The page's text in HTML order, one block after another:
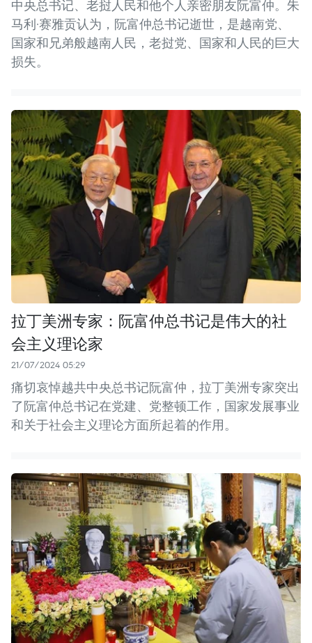
中央总书记、老挝人民和他个人亲密朋友阮富仲。朱
马利·赛雅贡认为，阮富仲总书记逝世，是越南党、
国家和兄弟般越南人民，老挝党、国家和人民的巨大
损失。
拉丁美洲专家：阮富仲总书记是伟大的社
会主义理论家
21/07/2024 05:29
痛切哀悼越共中央总书记阮富仲，拉丁美洲专家突出
了阮富仲总书记在党建、党整顿工作，国家发展事业
和关于社会主义理论方面所起着的作用。